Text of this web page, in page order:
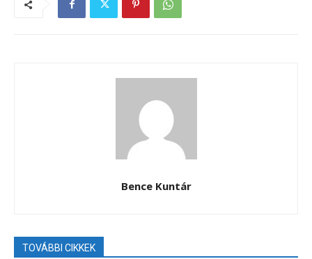
Bence Kuntár
TOVÁBBI CIKKEK